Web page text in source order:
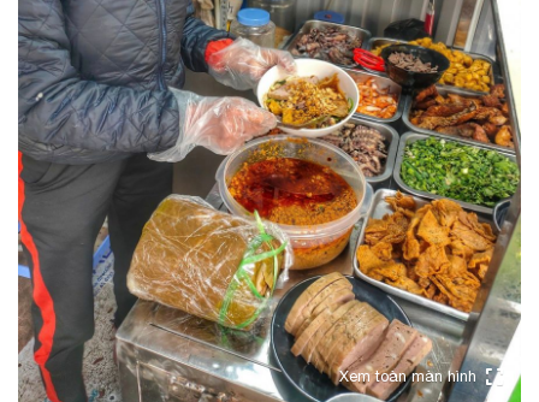
Xem toàn màn hình